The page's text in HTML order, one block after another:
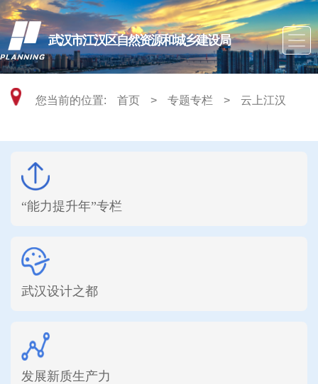
武汉市江汉区自然资源和城乡建设局
您当前的位置: 首页 > 专题专栏 > 云上江汉
“能力提升年”专栏
武汉设计之都
发展新质生产力